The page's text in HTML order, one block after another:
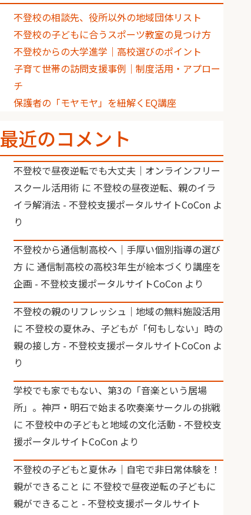
不登校の相談先、役所以外の地域団体リスト
不登校の子どもに合うスポーツ教室の見つけ方
不登校からの大学進学｜高校選びのポイント
子育て世帯の訪問支援事例｜制度活用・アプロー
チ
保護者の「モヤモヤ」を紐解くEQ講座
最近のコメント
不登校で昼夜逆転でも大丈夫｜オンラインフリー
スクール活用術 に 不登校の昼夜逆転、親のイラ
イラ解消法 - 不登校支援ポータルサイトCoCon よ
り
不登校から通信制高校へ｜手厚い個別指導の選び
方 に通信制高校の高校3年生が絵本づくり講座を
企画 - 不登校支援ポータルサイトCoCon より
不登校の親のリフレッシュ｜地域の無料施設活用
に 不登校の夏休み、子どもが「何もしない」時の
親の接し方 - 不登校支援ポータルサイトCoCon よ
り
学校でも家でもない、第3の「音楽という居場
所」。神戸・明石で始まる吹奏楽サークルの挑戦
に 不登校中の子どもと地域の文化活動 - 不登校支
援ポータルサイトCoCon より
不登校の子どもと夏休み｜自宅で非日常体験を！
親ができること に 不登校で昼夜逆転の子どもに
親ができること - 不登校支援ポータルサイト